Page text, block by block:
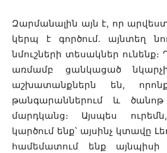
Զարմանալին այն է, որ
կերպ է գործում․ այնտեղ
նմուշների տեսակներ ունենք։
առմամբ ցանկացած
աշխատանքներն են,
թանգարաններում և ծանոթ
մարդկանց։ Այսպես
կարծում ենք՝ այսինչ կտավը
համեմատում ենք